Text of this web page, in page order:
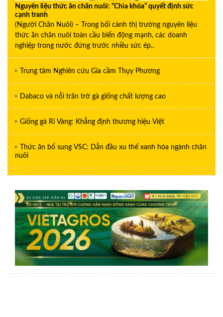
Nguyên liệu thức ăn chăn nuôi: “Chìa khóa” quyết định sức
cạnh tranh
(Người Chăn Nuôi) – Trong bối cảnh thị trường nguyên liệu
thức ăn chăn nuôi toàn cầu biến động mạnh, các doanh
nghiệp trong nước đứng trước nhiều sức ép..
Trung tâm Nghiên cứu Gia cầm Thụy Phương
Dabaco và nỗi trăn trở gà giống chất lượng cao
Giống gà Ri Vàng: Khẳng định thương hiệu Việt
Thức ăn bổ sung VSC: Dẫn đầu xu thế xanh hóa ngành chăn
nuôi